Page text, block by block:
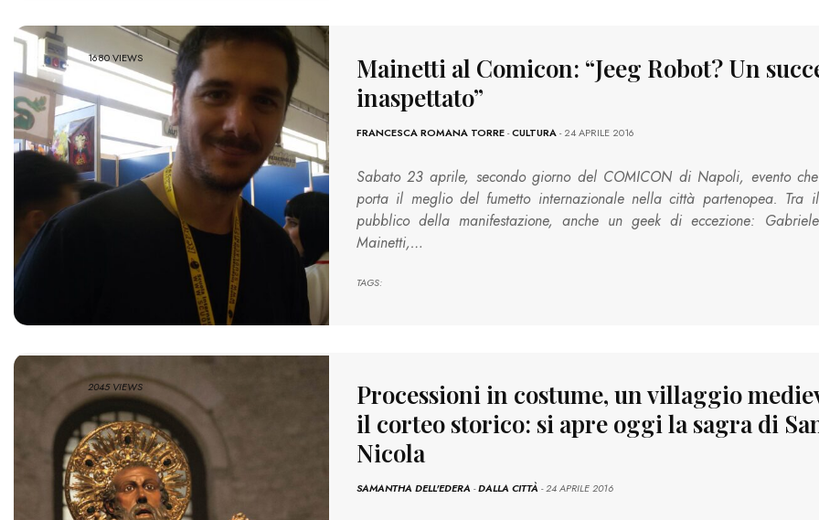
1680 VIEWS
Mainetti al Comicon: “Jeeg Robot? Un
inaspettato”
FRANCESCA ROMANA TORRE-CULTURA- 24 APRILE 2016
Sabato 23 aprile, secondo giorno del COMICON di Napoli, evento che
porta il meglio del fumetto internazionale nella città partenopea. Tra il
pubblico della manifestazione, anche un geek di eccezione: Gabriele
Mainetti,…
TAGS:
2045 VIEWS
Processioni in costume, un villaggio
il corteo storico: si apre oggi la sagra di
Nicola
SAMANTHA DELL'EDERA-DALLA CITTÀ- 24 APRILE 2016